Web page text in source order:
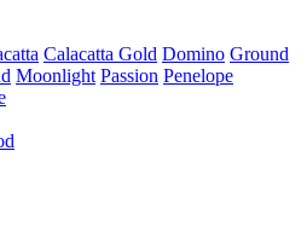
Calacatta Gold Domino Ground
Moonlight Passion Penelope